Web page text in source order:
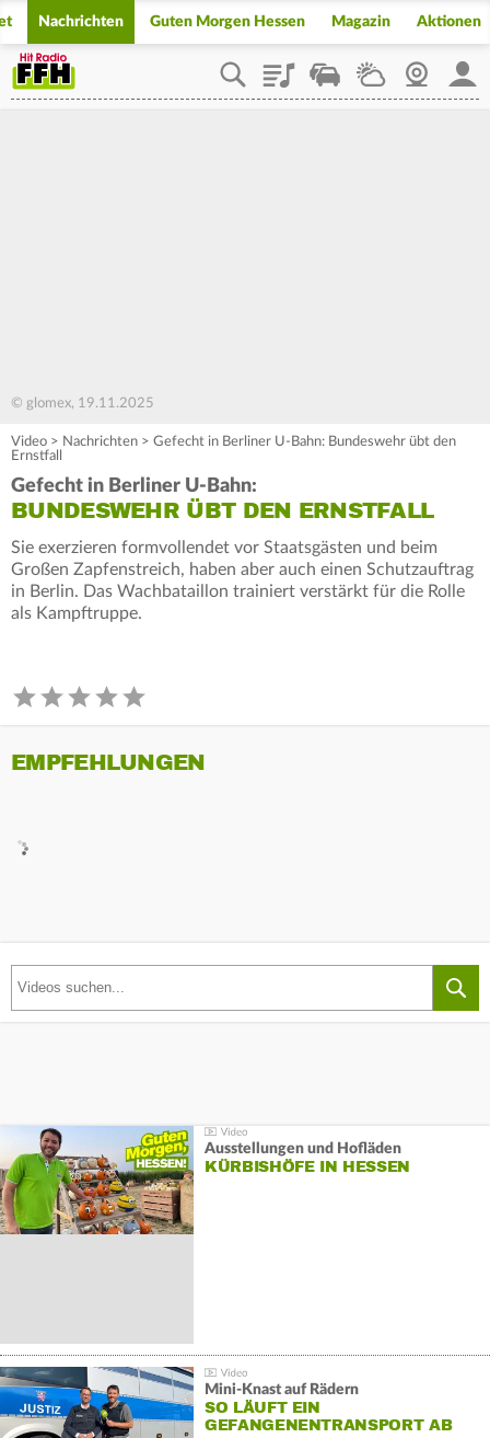
Nachrichten Guten Morgen Hessen Magazin Aktionen
PlaylistStaupilotWetterWebcam
© glomex, 19.11.2025
Video > Nachrichten > Gefecht in Berliner U-Bahn: Bundeswehr übt den
Ernstfall
Gefecht in Berliner U-Bahn:
BUNDESWEHR ÜBT DEN ERNSTFALL
Sie exerzieren formvollendet vor Staatsgästen und beim
Großen Zapfenstreich, haben aber auch einen Schutzauftrag
in Berlin. Das Wachbataillon trainiert verstärkt für die Rolle
als Kampftruppe.
EMPFEHLUNGEN
Ausstellungen und Hofläden
KÜRBISHÖFE IN HESSEN
Mini-Knast auf Rädern
SO LÄUFT EIN
GEFANGENENTRANSPORT AB